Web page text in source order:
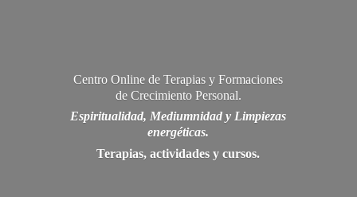
Centro Online de Terapias y Formaciones
de Crecimiento Personal.
Espiritualidad, Mediumnidad y Limpiezas
energéticas.
Terapias, actividadesy cursos.